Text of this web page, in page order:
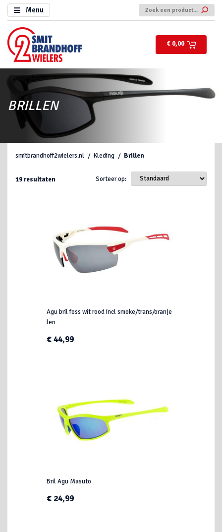
Menu
€ 0,00
BRILLEN
smitbrandhoff2wielers.nl Kleding Brillen
19resultaten Sorteer op:
Agu bril foss wit rood incl smoke/trans/oranje
len
€ 44,99
Bril Agu Masuto
€ 24,99